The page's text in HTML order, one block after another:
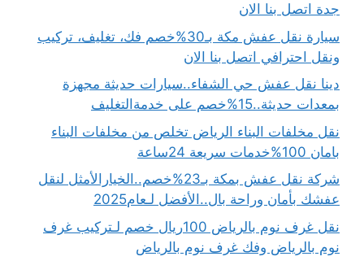
جدة اتصل بنا الان
سيارة نقل عفش مكة بـ30%خصم فك، تغليف، تركيب
ونقل احترافي اتصل بنا الان
دينا نقل عفش حي الشفاء..سيارات حديثة مجهزة
بمعدات حديثة..15%خصم على خدمةالتغليف
نقل مخلفات البناء الرياض تخلص من مخلفات البناء
بامان 100%خدمات سريعة 24ساعة
شركة نقل عفش بمكة بـ23%خصم..الخيارالأمثل لنقل
عفشك بأمان وراحة بال..الأفضل لـعام2025
نقل غرف نوم بالرياض 100ريال خصم لـتركيب غرف
نوم بالرياض وفك غرف نوم بالرياض